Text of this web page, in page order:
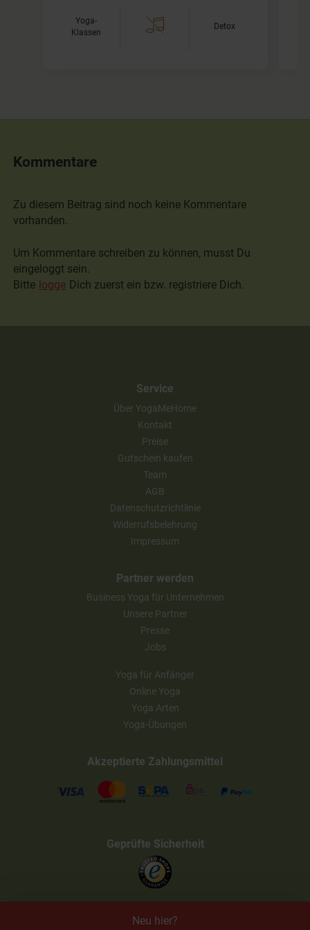
Yoga-
Klassen
Detox
Kommentare
Zu diesem Beitrag sind noch keine Kommentare
vorhanden.
Um Kommentare schreiben zu können, musst Du
eingeloggt sein.
Bitte logge Dich zuerst ein bzw. registriere Dich.
Service
Über YogaMeHome
Kontakt
Preise
Gutschein kaufen
Team
AGB
Datenschutzrichtlinie
Widerrufsbelehrung
Impressum
Partner werden
Business Yoga für Unternehmen
Unsere Partner
Presse
Jobs
Yoga für Anfänger
Online Yoga
Yoga Arten
Yoga-Übungen
Akzeptierte Zahlungsmittel
Geprüfte Sicherheit
Neu hier?